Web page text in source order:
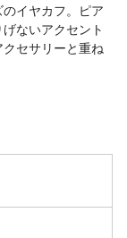
イヤカフ。ピア
ないアクセント
セサリーと重ね